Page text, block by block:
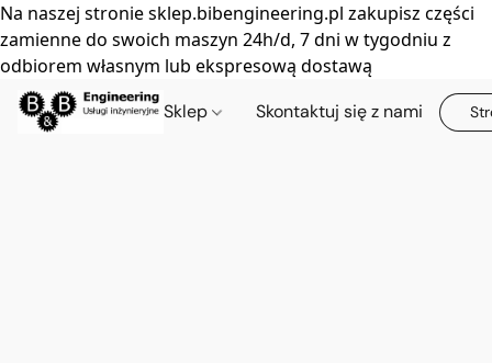
Na naszej stronie sklep.bibengineering.pl zakupisz części
zamienne do swoich maszyn 24h/d, 7 dni w tygodniu z
odbiorem własnym lub ekspresową dostawą
Sklep Skontaktuj się z nami